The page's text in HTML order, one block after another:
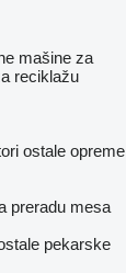
mašine za
reciklažu
ostale opreme
preradu mesa
pekarske